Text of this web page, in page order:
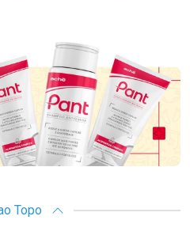
Topo